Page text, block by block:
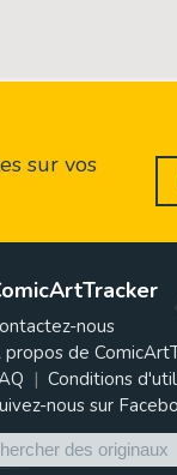
sur vos
nous
propos de
Conditions
nous sur